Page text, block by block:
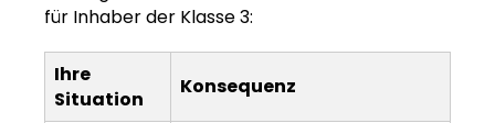
für Inhaber der Klasse 3:
Ihre
Situation
Konsequenz